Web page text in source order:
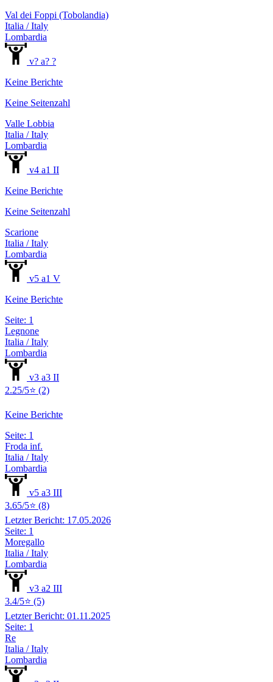
Val dei Foppi (Tobolandia)
Italia / Italy
Lombardia
v? a? ?
Keine Berichte
Keine Seitenzahl
Valle Lobbia
Italia / Italy
Lombardia
v4 a1 II
Keine Berichte
Keine Seitenzahl
Scarione
Italia / Italy
Lombardia
v5 a1 V
Keine Berichte
Seite: 1
Legnone
Italia / Italy
Lombardia
v3 a3 II
2.25/5⭐ (2)
Keine Berichte
Seite: 1
Froda inf.
Italia / Italy
Lombardia
v5 a3 III
3.65/5⭐ (8)
Letzter Bericht: 17.05.2026
Seite: 1
Moregallo
Italia / Italy
Lombardia
v3 a2 III
3.4/5⭐ (5)
Letzter Bericht: 01.11.2025
Seite: 1
Re
Italia / Italy
Lombardia